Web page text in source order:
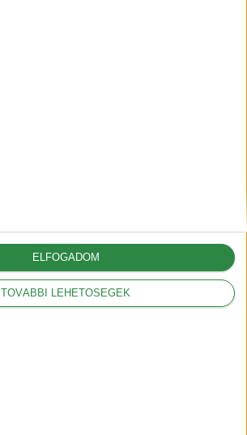
TOVÁBBI LEHETŐSÉGEK
ELFOGADOM